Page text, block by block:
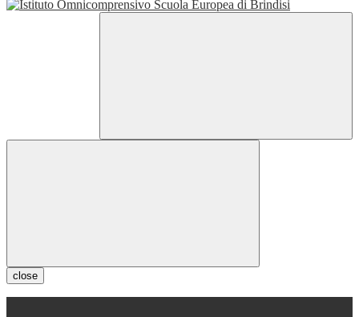
close